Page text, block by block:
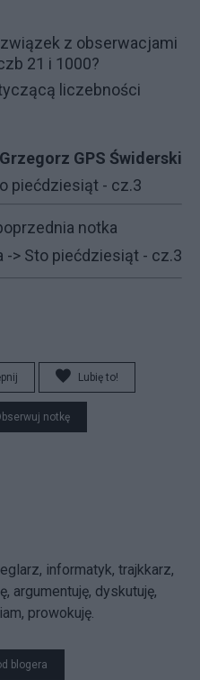
związek z obserwacjami
21 i 1000?
liczebności
Grzegorz GPS Świderski
piećdziesiąt - cz.3
notka
-> Sto piećdziesiąt - cz.3
Lubię to!
notkę
informatyk, trajkkarz,
argumentuję, dyskutuję,
prowokuję.
blogera